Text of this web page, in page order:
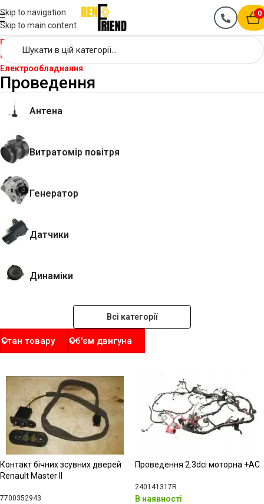
Skip to navigation
Skip to main content
0
Головна
Renault Master
Електрообладнання
Проведення
Антена
Витратомір повітря
Генератор
Датчики
Динаміки
Всі категорії
Стан товару Об'єм двигуна
Контакт бічних зсувних дверей
Renault Master II
7700352943
Проведення 2.3dci моторна +AC
240141317R
В наявності